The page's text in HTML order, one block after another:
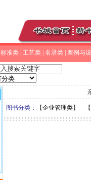
标准类 工艺类 名录类 案例与
图书分类： 【企业管理类】 【